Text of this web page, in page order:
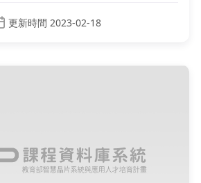
更新時間 2023-02-18